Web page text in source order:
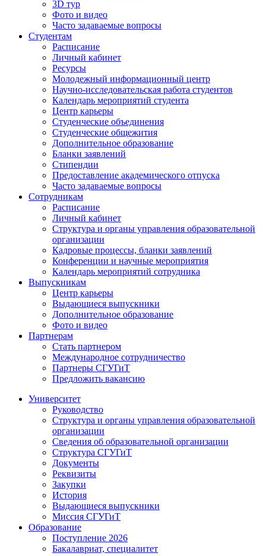
3D тур
Фото и видео
Часто задаваемые вопросы
Студентам
Расписание
Личный кабинет
Ресурсы
Молодежный информационный центр
Научно-исследовательская работа студентов
Календарь мероприятий студента
Центр карьеры
Студенческие объединения
Студенческие общежития
Дополнительное образование
Бланки заявлений
Стипендии
Предоставление академического отпуска
Часто задаваемые вопросы
Сотрудникам
Расписание
Личный кабинет
Структура и органы управления образовательной
организации
Кадровые процессы, бланки заявлений
Конференции и научные мероприятия
Календарь мероприятий сотрудника
Выпускникам
Центр карьеры
Выдающиеся выпускники
Дополнительное образование
Фото и видео
Партнерам
Стать партнером
Международное сотрудничество
Партнеры СГУГиТ
Предложить вакансию
Университет
Руководство
Структура и органы управления образовательной
организации
Сведения об образовательной организации
Структура СГУГиТ
Документы
Реквизиты
Закупки
История
Выдающиеся выпускники
Миссия СГУГиТ
Образование
Поступление 2026
Бакалавриат, специалитет